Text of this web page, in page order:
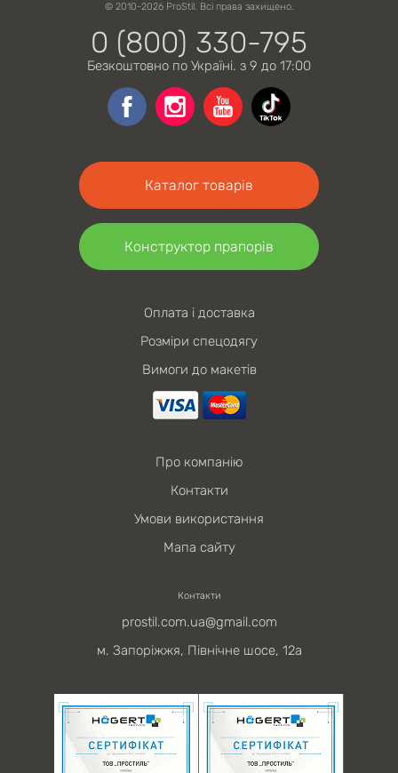
© 2010-2026 ProStil. Всі права захищено.
0 (800) 330-795
Безкоштовно по Україні. з 9 до 17:00
Каталог товарів
Конструктор прапорів
Оплата і доставка
Розміри спецодягу
Вимоги до макетів
Про компанію
Контакти
Умови використання
Мапа сайту
Контакти
prostil.com.ua@gmail.com
м. Запоріжжя, Північне шосе, 12а